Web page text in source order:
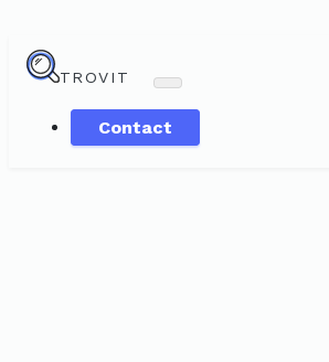
TROVIT
Contact